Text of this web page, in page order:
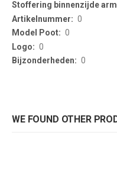
0
0
0
0
WE FOUND OTHER